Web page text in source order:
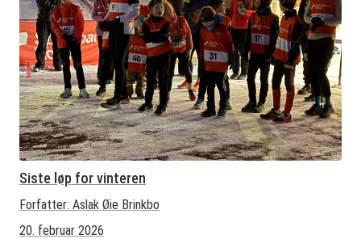
Siste løp for vinteren
Forfatter: Aslak Øie Brinkbo
20. februar 2026